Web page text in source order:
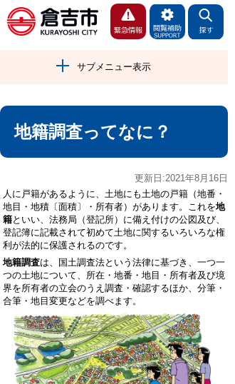
サブメニュー表示
地籍調査ってなに？
更新日:2021年8月16日
人に戸籍があるように、土地にも土地の戸籍（地番・
地目・地積〔面積〕・所有者）があります。これを地
籍といい、法務局（登記所）に備え付けの公図及び、
登記簿に記載されて初めて土地に関するいろいろな権
利が法的に保護されるのです。
地籍調査は、国土調査法という法律に基づき、一つ一
つの土地について、所在・地番・地目・所有者及び境
界を所有者の立会のうえ調査・確認するほか、分筆・
合筆・地目変更などを調べます。